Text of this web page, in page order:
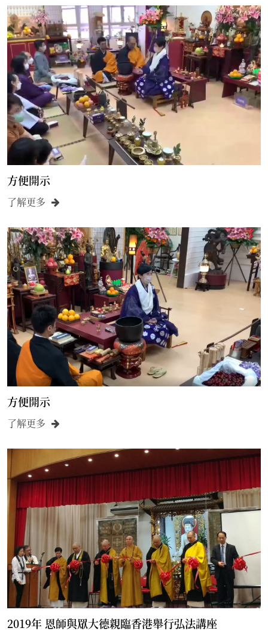
方便開示
了解更多
方便開示
了解更多
2019年 恩師與眾大德親臨香港舉行弘法講座